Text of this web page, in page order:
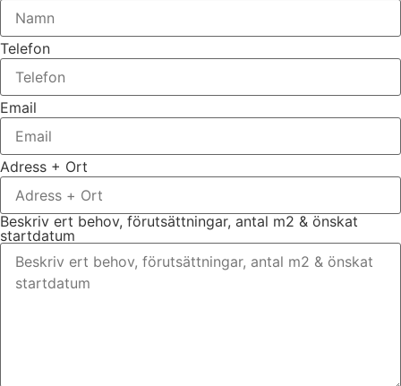
Telefon
Email
Adress + Ort
Beskriv ert behov, förutsättningar, antal m2 & önskat
startdatum